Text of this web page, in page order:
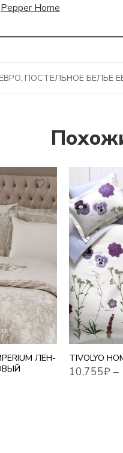
Pepper Home
, ПОСТЕЛЬНОЕ БЕЛЬЕ
ЛЕН-
TIVOLYO
10,755₽– 17,716
1,5
ЕВРО
СЕМЕЙНЫЙ